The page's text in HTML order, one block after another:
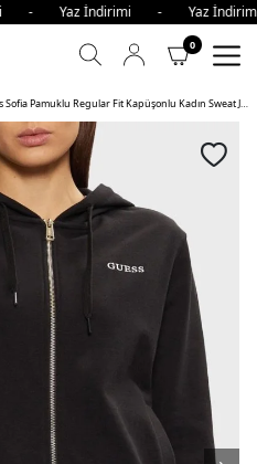
- Yaz İndirimi - Yaz
0
Guess Sofia Pamuklu Regular Fit Kapüşonlu Kadın Sweat JBLK